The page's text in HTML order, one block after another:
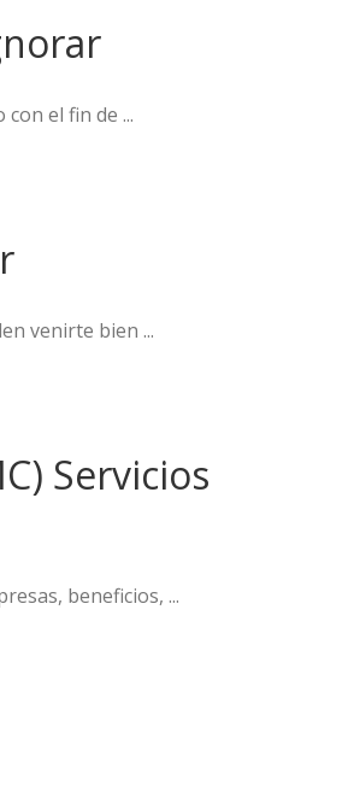
el fin de ...
venirte bien ...
Servicios
beneficios, ...